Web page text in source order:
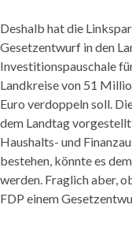
Deshalb hat die
Gesetzentwurf in den
Investitionspauschale
Landkreise von 51
Euro verdoppeln soll.
dem Landtag
Haushalts- und
bestehen, könnte es
werden. Fraglich aber,
FDP einem